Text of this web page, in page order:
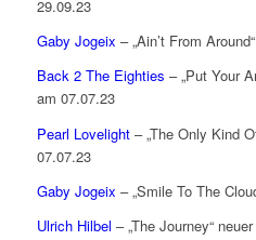
29.09.23
Gaby Jogeix – „Ain’t From
Back 2 The Eighties – „Put Your
am 07.07.23
Pearl Lovelight– „The Only Kind
07.07.23
Gaby Jogeix – „Smile To The
Ulrich Hilbel – „The Journey“